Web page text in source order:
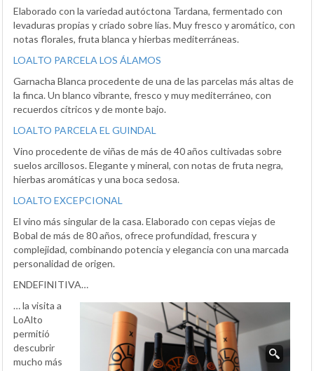
Elaborado con la variedad autóctona Tardana, fermentado con
levaduras propias y criado sobre lías. Muy fresco y aromático, con
notas florales, fruta blanca y hierbas mediterráneas.
LOALTO PARCELA LOS ÁLAMOS
Garnacha Blanca procedente de una de las parcelas más altas de
la finca. Un blanco vibrante, fresco y muy mediterráneo, con
recuerdos cítricos y de monte bajo.
LOALTO PARCELA EL GUINDAL
Vino procedente de viñas de más de 40 años cultivadas sobre
suelos arcillosos. Elegante y mineral, con notas de fruta negra,
hierbas aromáticas y una boca sedosa.
LOALTO EXCEPCIONAL
El vino más singular de la casa. Elaborado con cepas viejas de
Bobal de más de 80 años, ofrece profundidad, frescura y
complejidad, combinando potencia y elegancia con una marcada
personalidad de origen.
ENDEFINITIVA…
… la visita a
LoAlto
permitió
descubrir
mucho más